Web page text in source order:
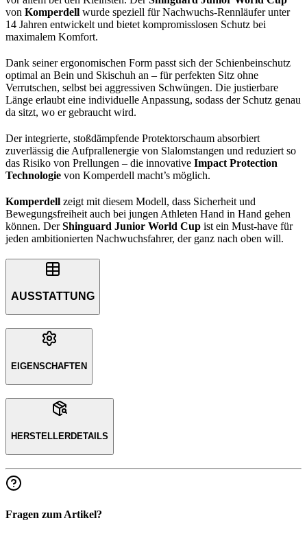
von Komperdell wurde speziell für Nachwuchs-Rennläufer unter
14 Jahren entwickelt und bietet kompromisslosen Schutz bei
maximalem Komfort.
Dank seiner ergonomischen Form passt sich der Schienbeinschutz
optimal an Bein und Skischuh an – für perfekten Sitz ohne
Verrutschen, selbst bei aggressiven Schwüngen. Die justierbare
Länge erlaubt eine individuelle Anpassung, sodass der Schutz genau
da sitzt, wo er gebraucht wird.
Der integrierte, stoßdämpfende Protektorschaum absorbiert
zuverlässig die Aufprallenergie von Slalomstangen und reduziert so
das Risiko von Prellungen – die innovative Impact Protection
Technologie von Komperdell macht’s möglich.
Komperdell zeigt mit diesem Modell, dass Sicherheit und
Bewegungsfreiheit auch bei jungen Athleten Hand in Hand gehen
können. DerShinguard Junior World Cup ist ein Must-have für
jeden ambitionierten Nachwuchsfahrer, der ganz nach oben will.
AUSSTATTUNG
EIGENSCHAFTEN
HERSTELLERDETAILS
Fragen zum Artikel?